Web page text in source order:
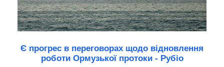
Є прогрес в переговорах щодо відновлення
роботи Ормузької протоки - Рубіо